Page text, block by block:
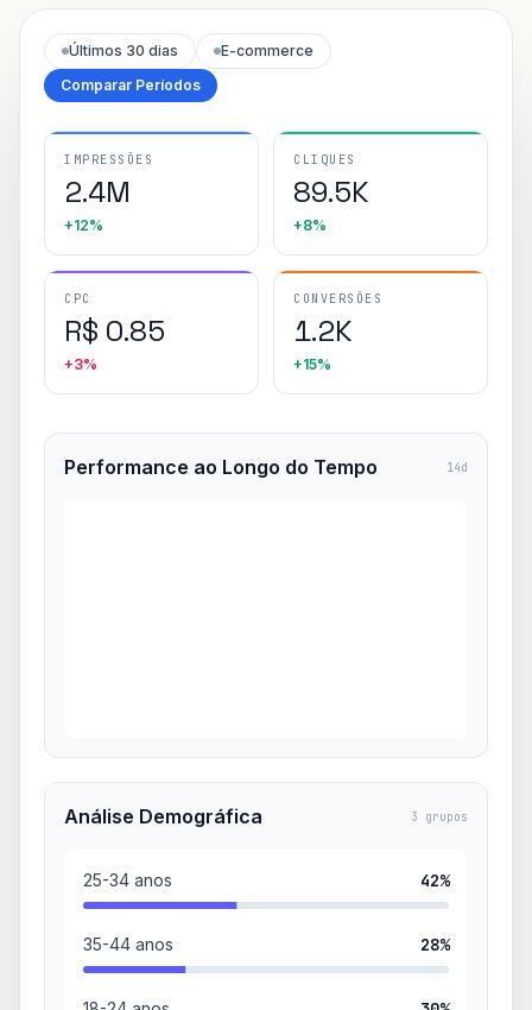
Últimos 30 dias
E-commerce
Comparar Períodos
IMPRESSÕES
2.4M
+12%
CLIQUES
89.5K
+8%
CPC
R$ 0.85
+3%
CONVERSÕES
1.2K
+15%
Performance ao Longo do Tempo 14d
Análise Demográfica 3 grupos
25-34 anos 42%
35-44 anos 28%